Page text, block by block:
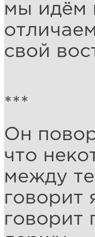
мы идём
свой
***
Он
что
между
говорит
говорит